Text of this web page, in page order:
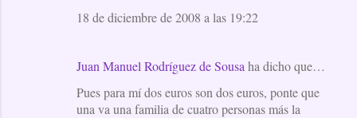
18 de diciembre de 2008 a las 19:22
Juan Manuel Rodríguez de Sousa ha dicho que…
Pues para mí dos euros son dos euros, ponte que
una va una familia de cuatro personas más la